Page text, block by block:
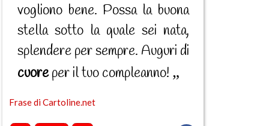
vogliono bene. Possa la buona
stella sotto la quale sei nata,
splendere per sempre. Auguri di
cuoreper il tuo compleanno!
Frase di Cartoline.net